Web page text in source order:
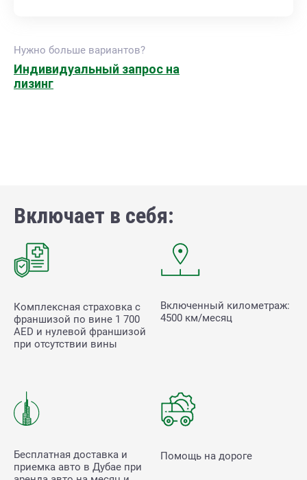
Нужно больше вариантов?
Индивидуальный запрос на
лизинг
Включает в себя:
Комплексная страховка с
франшизой по вине 1 700
AED и нулевой франшизой
при отсутствии вины
Включенный километраж:
4500 км/месяц
Бесплатная доставка и
приемка авто в Дубае при
Помощь на дороге